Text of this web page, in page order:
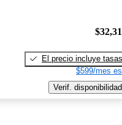
El precio incluye tasas
$599/mes
Verif. disponibilidad